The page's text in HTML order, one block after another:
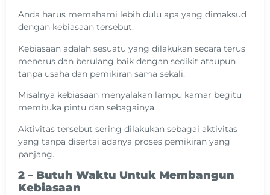
Anda harus memahami lebih dulu apa yang dimaksud
dengan kebiasaan tersebut.
Kebiasaan adalah sesuatu yang dilakukan secara terus
menerus dan berulang baik dengan sedikit ataupun
tanpa usaha dan pemikiran sama sekali.
Misalnya kebiasaan menyalakan lampu kamar begitu
membuka pintu dan sebagainya.
Aktivitas tersebut sering dilakukan sebagai aktivitas
yang tanpa disertai adanya proses pemikiran yang
panjang.
2 – Butuh Waktu Untuk Membangun
Kebiasaan